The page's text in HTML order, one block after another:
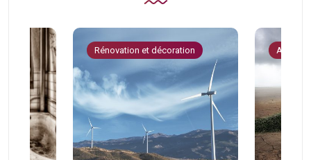
Rénovation et décoration